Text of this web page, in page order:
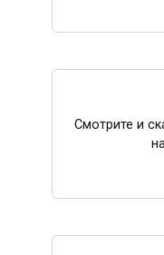
Смотрите и